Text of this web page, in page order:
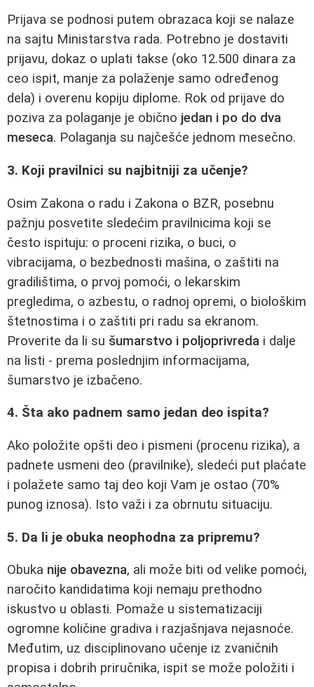
Prijava se podnosi putem obrazaca koji se nalaze
na sajtu Ministarstva rada. Potrebno je dostaviti
prijavu, dokaz o uplati takse (oko 12.500 dinara za
ceo ispit, manje za polaženje samo određenog
dela) i overenu kopiju diplome. Rok od prijave do
poziva za polaganje je obično jedan i po do dva
meseca. Polaganja su najčešće jednom mesečno.
3. Koji pravilnici su najbitniji za učenje?
Osim Zakona o radu i Zakona o BZR, posebnu
pažnju posvetite sledećim pravilnicima koji se
često ispituju: o proceni rizika, o buci, o
vibracijama, o bezbednosti mašina, o zaštiti na
gradilištima, o prvoj pomoći, o lekarskim
pregledima, o azbestu, o radnoj opremi, o biološkim
štetnostima i o zaštiti pri radu sa ekranom.
Proverite da li su šumarstvo i poljoprivreda i dalje
na listi - prema poslednjim informacijama,
šumarstvo je izbačeno.
4. Šta ako padnem samo jedan deo ispita?
Ako položite opšti deo i pismeni (procenu rizika), a
padnete usmeni deo (pravilnike), sledeći put plaćate
i polažete samo taj deo koji Vam je ostao (70%
punog iznosa). Isto važi i za obrnutu situaciju.
5. Da li je obuka neophodna za pripremu?
Obuka nije obavezna, ali može biti od velike pomoći,
naročito kandidatima koji nemaju prethodno
iskustvo u oblasti. Pomaže u sistematizaciji
ogromne količine gradiva i razjašnjava nejasnoće.
Međutim, uz disciplinovano učenje iz zvaničnih
propisa i dobrih priručnika, ispit se može položiti i